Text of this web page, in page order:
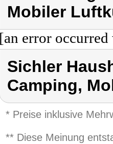
Mobiler
[an error
Sichler
Camping,
* Preise inklusive
** Diese Meinung